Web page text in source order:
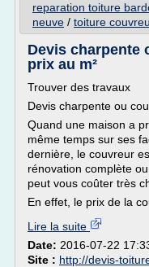
reparation toiture
neuve / toiture
Devis charpente
prix au m²
Trouver des travaux
Devis charpente ou
Quand une maison a
même temps sur ses
dernière, le couvreur
rénovation complète
peut vous coûter très
En effet, le prix de la
Lire la suite
Date: 2016-07-22
Site : http://devis-